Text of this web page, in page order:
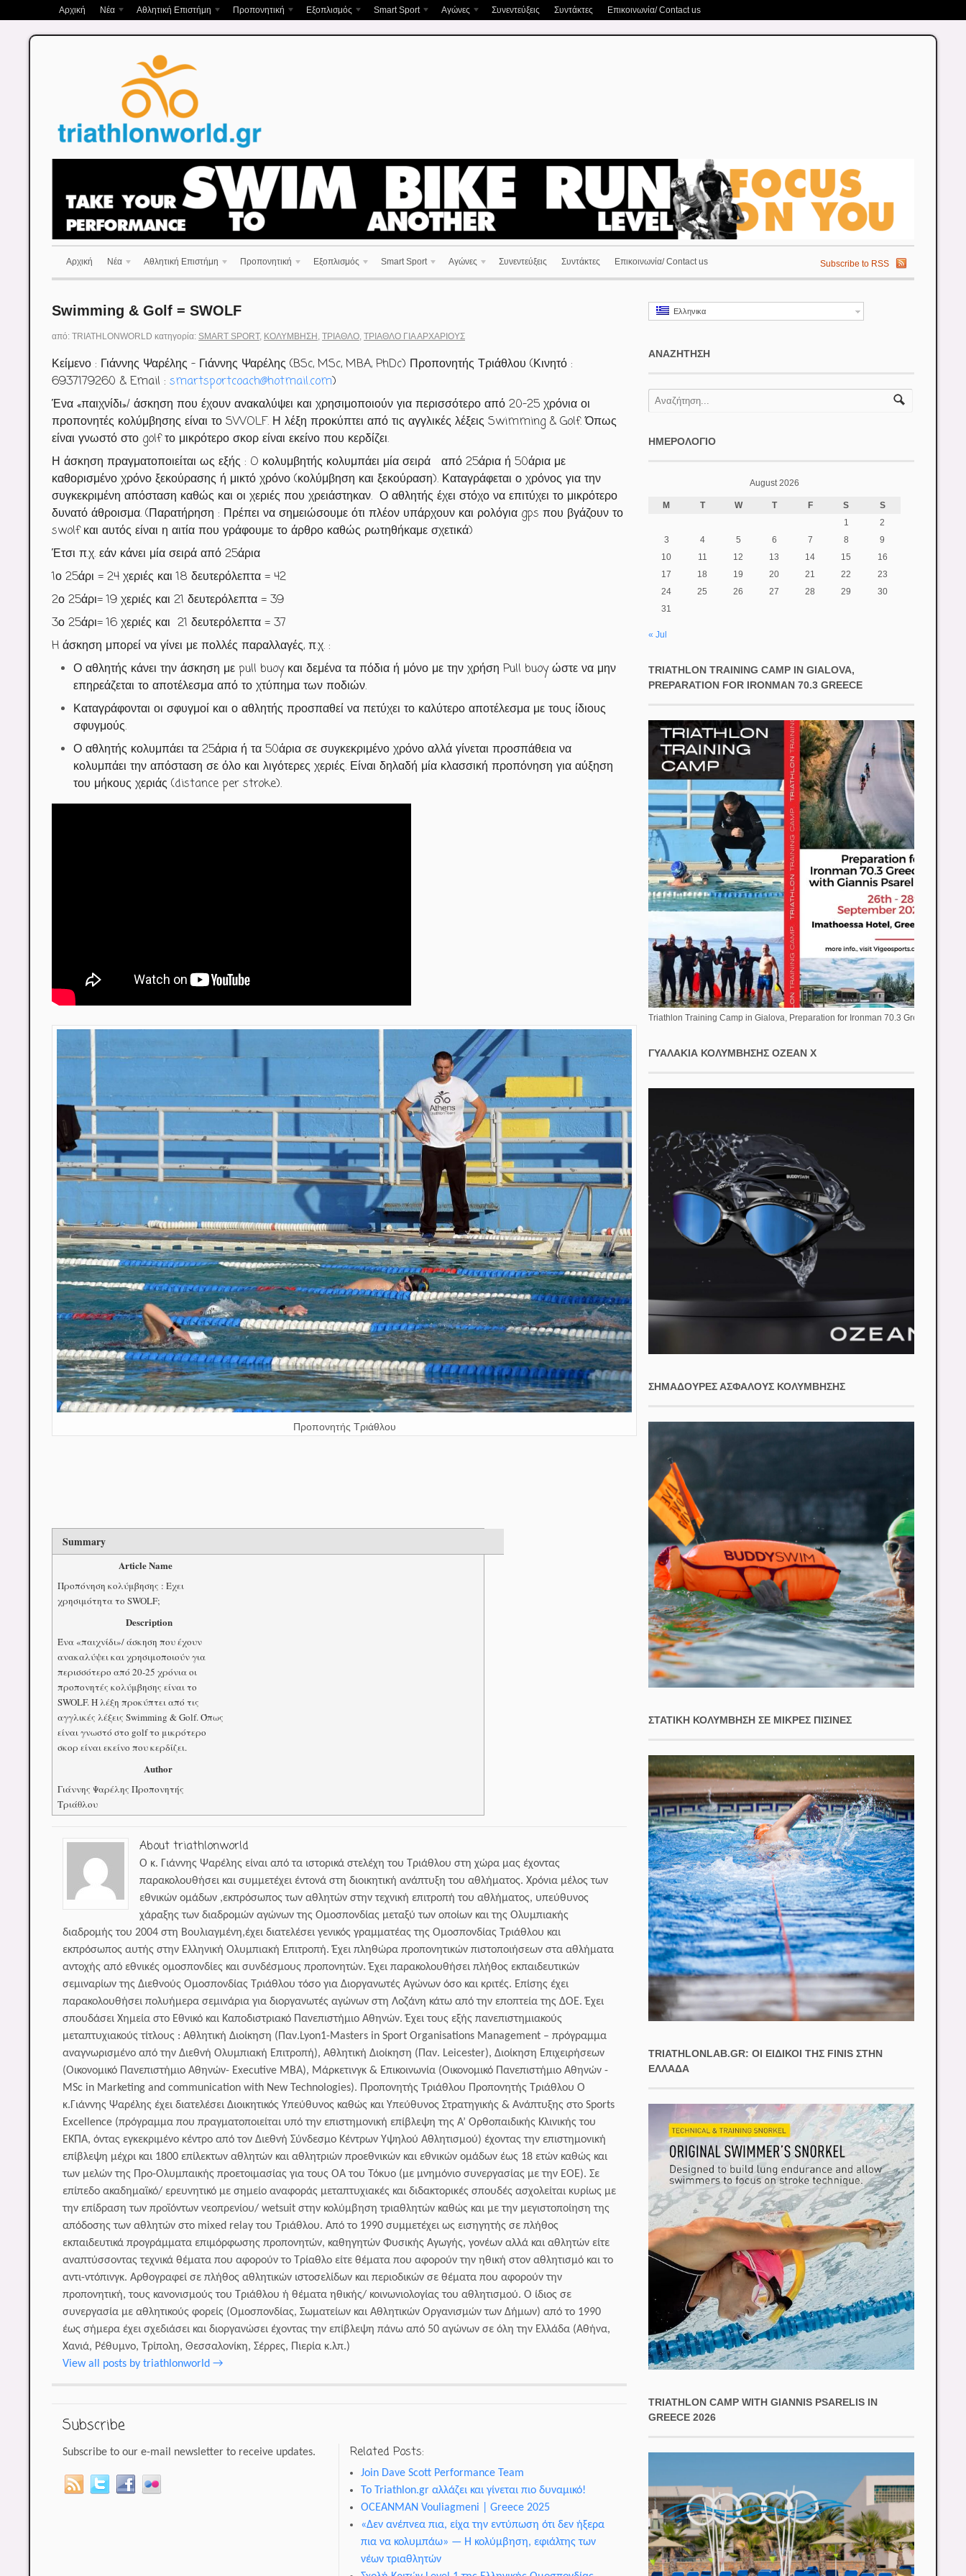
Αρχική Νέα Αθλητική Επιστήμη Προπονητική Εξοπλισμός Smart Sport Αγώνες Συνεντεύξεις Συντάκτες Επικοινωνία/ Contact us
Subscribe to RSS
Αρχική Νέα Αθλητική Επιστήμη Προπονητική Εξοπλισμός Smart Sport Αγώνες Συνεντεύξεις Συντάκτες Επικοινωνία/ Contact us
Swimming & Golf = SWOLF
από: TRIATHLONWORLD κατηγορία: SMART SPORT, ΚΟΛΎΜΒΗΣΗ , ΤΡΊΑΘΛΟ, ΤΡΊΑΘΛΟ ΓΙΑ ΑΡΧΑΡΊΟΥΣ
Κείμενο : Γιάννης Ψαρέλης – Γιάννης Ψαρέλης (BSc, MSc, MBA, PhDc) Προπονητής Τριάθλου (Κινητό :
6937179260 & Email : smartsportcoach@hotmail.com)
Ένα «παιχνίδι»/ άσκηση που έχουν ανακαλύψει και χρησιμοποιούν για περισσότερο από 20-25 χρόνια οι
προπονητές κολύμβησης είναι το SWOLF. Η λέξη προκύπτει από τις αγγλικές λέξεις Swimming & Golf. Όπως
είναι γνωστό στο golf το μικρότερο σκορ είναι εκείνο που κερδίζει.
Η άσκηση πραγματοποιείται ως εξής : O κολυμβητής κολυμπάει μία σειρά από 25άρια ή 50άρια με
καθορισμένο χρόνο ξεκούρασης ή μικτό χρόνο (κολύμβηση και ξεκούραση). Καταγράφεται ο χρόνος για την
συγκεκριμένη απόσταση καθώς και οι χεριές που χρειάστηκαν. Ο αθλητής έχει στόχο να επιτύχει το μικρότερο
δυνατό άθροισμα. (Παρατήρηση : Πρέπει να σημειώσουμε ότι πλέον υπάρχουν και ρολόγια gps που βγάζουν το
swolf και αυτός είναι η αιτία που γράφουμε το άρθρο καθώς ρωτηθήκαμε σχετικά)
Έτσι π.χ. εάν κάνει μία σειρά από 25άρια
1ο 25άρι = 24 χεριές και 18 δευτερόλεπτα = 42
2ο 25άρι= 19 χεριές και 21 δευτερόλεπτα = 39
3ο 25άρι= 16 χεριές και 21 δευτερόλεπτα = 37
H άσκηση μπορεί να γίνει με πολλές παραλλαγές, π.χ. :
Ο αθλητής κάνει την άσκηση με pull buoy και δεμένα τα πόδια ή μόνο με την χρήση Pull buoy ώστε να μην
επηρεάζεται το αποτέλεσμα από το χτύπημα των ποδιών.
Καταγράφονται οι σφυγμοί και ο αθλητής προσπαθεί να πετύχει το καλύτερο αποτέλεσμα με τους ίδιους
σφυγμούς.
Ο αθλητής κολυμπάει τα 25άρια ή τα 50άρια σε συγκεκριμένο χρόνο αλλά γίνεται προσπάθεια να
κολυμπάει την απόσταση σε όλο και λιγότερες χεριές. Είναι δηλαδή μία κλασσική προπόνηση για αύξηση
του μήκους χεριάς (distance per stroke).
Προπονητής Τριάθλου
Summary
Article Name
Προπόνηση κολύμβησης : Εχει
χρησιμότητα το SWOLF;
Description
Ένα «παιχνίδι»/ άσκηση που έχουν
ανακαλύψει και χρησιμοποιούν για
περισσότερο από 20-25 χρόνια οι
προπονητές κολύμβησης είναι το
SWOLF. Η λέξη προκύπτει από τις
αγγλικές λέξεις Swimming & Golf. Όπως
είναι γνωστό στο golf το μικρότερο
σκορ είναι εκείνο που κερδίζει.
Author
Γιάννης Ψαρέλης Προπονητής
Τριάθλου
About triathlonworld
Ο κ. Γιάννης Ψαρέλης είναι από τα ιστορικά στελέχη του Τριάθλου στη χώρα μας έχοντας
παρακολουθήσει και συμμετέχει έντονά στη διοικητική ανάπτυξη του αθλήματος. Χρόνια μέλος των
εθνικών ομάδων ,εκπρόσωπος των αθλητών στην τεχνική επιτροπή του αθλήματος, υπεύθυνος
χάραξης των διαδρομών αγώνων της Ομοσπονδίας μεταξύ των οποίων και της Ολυμπιακής
διαδρομής του 2004 στη Βουλιαγμένη,έχει διατελέσει γενικός γραμματέας της Ομοσπονδίας Τριάθλου και
εκπρόσωπος αυτής στην Ελληνική Ολυμπιακή Επιτροπή. Έχει πληθώρα προπονητικών πιστοποιήσεων στα αθλήματα
αντοχής από εθνικές ομοσπονδίες και συνδέσμους προπονητών. Έχει παρακολουθήσει πλήθος εκπαιδευτικών
σεμιναρίων της Διεθνούς Ομοσπονδίας Τριάθλου τόσο για Διοργανωτές Αγώνων όσο και κριτές. Επίσης έχει
παρακολουθήσει πολυήμερα σεμινάρια για διοργανωτές αγώνων στη Λοζάνη κάτω από την εποπτεία της ΔΟΕ. Έχει
σπουδάσει Χημεία στο Εθνικό και Καποδιστριακό Πανεπιστήμιο Αθηνών. Έχει τους εξής πανεπιστημιακούς
μεταπτυχιακούς τίτλους : Αθλητική Διοίκηση (Παν.Lyon1-Masters in Sport Organisations Management – πρόγραμμα
αναγνωρισμένο από την Διεθνή Ολυμπιακή Επιτροπή), Αθλητική Διοίκηση (Παν. Leicester), Διοίκηση Επιχειρήσεων
(Οικονομικό Πανεπιστήμιο Αθηνών- Executive MBA), Μάρκετινγκ & Επικοινωνία (Οικονομικό Πανεπιστήμιο Αθηνών -
MSc in Marketing and communication with New Technologies). Προπονητής Τριάθλου Προπονητής Τριάθλου Ο
κ.Γιάννης Ψαρέλης έχει διατελέσει Διοικητικός Υπεύθυνος καθώς και Υπεύθυνος Στρατηγικής & Ανάπτυξης στο Sports
Excellence (πρόγραμμα που πραγματοποιείται υπό την επιστημονική επίβλεψη της Α’ Ορθοπαιδικής Κλινικής του
ΕΚΠΑ, όντας εγκεκριμένο κέντρο από τον Διεθνή Σύνδεσμο Κέντρων Υψηλού Αθλητισμού) έχοντας την επιστημονική
επίβλεψη μέχρι και 1800 επίλεκτων αθλητών και αθλητριών προεθνικών και εθνικών ομάδων έως 18 ετών καθώς και
των μελών της Προ-Ολυμπαικής προετοιμασίας για τους ΟΑ του Τόκυο (με μνημόνιο συνεργασίας με την ΕΟΕ). Σε
επίπεδο ακαδημαϊκό/ ερευνητικό με σημείο αναφοράς μεταπτυχιακές και διδακτορικές σπουδές ασχολείται κυρίως με
την επίδραση των προϊόντων νεοπρενίου/ wetsuit στην κολύμβηση τριαθλητών καθώς και με την μεγιστοποίηση της
απόδοσης των αθλητών στο mixed relay του Τριάθλου. Από το 1990 συμμετέχει ως εισηγητής σε πλήθος
εκπαιδευτικά προγράμματα επιμόρφωσης προπονητών, καθηγητών Φυσικής Αγωγής, γονέων αλλά και αθλητών είτε
αναπτύσσοντας τεχνικά θέματα που αφορούν το Τρίαθλο είτε θέματα που αφορούν την ηθική στον αθλητισμό και το
αντι-ντόπινγκ. Αρθογραφεί σε πλήθος αθλητικών ιστοσελίδων και περιοδικών σε θέματα που αφορούν την
προπονητική, τους κανονισμούς του Τριάθλου ή θέματα ηθικής/ κοινωνιολογίας του αθλητισμού. Ο ίδιος σε
συνεργασία με αθλητικούς φορείς (Ομοσπονδίας, Σωματείων και Αθλητικών Οργανισμών των Δήμων) από το 1990
έως σήμερα έχει σχεδιάσει και διοργανώσει έχοντας την επίβλεψη πάνω από 50 αγώνων σε όλη την Ελλάδα (Αθήνα,
Χανιά, Ρέθυμνο, Τρίπολη, Θεσσαλονίκη, Σέρρες, Πιερία κ.λπ.)
View all posts by triathlonworld →
Subscribe
Subscribe to our e-mail newsletter to receive updates. Related Posts:
Join Dave Scott Performance Team
Το Triathlon.gr αλλάζει και γίνεται πιο δυναμικό!
OCEANMAN Vouliagmeni | Greece 2025
«Δεν ανέπνεα πια, είχα την εντύπωση ότι δεν ήξερα
πια να κολυμπάω» — Η κολύμβηση, εφιάλτης των
νέων τριαθλητών
Ελληνικα
ΑΝΑΖΉΤΗΣΗ
ΗΜΕΡΟΛΌΓΙΟ
August 2026
M T W T F S
S
1
2
3
4 5 6 7 8
9
10
11 12 13 14 15
16
17
18 19 20 21 22
23
24
25 26 27 28 29
30
31
« Jul
TRIATHLON TRAINING CAMP IN GIALOVA,
PREPARATION FOR IRONMAN 70.3 GREECE
Triathlon Training Camp in Gialova, Preparation for Ironman 70.3 Greece
ΓΥΑΛΆΚΙΑ ΚΟΛΎΜΒΗΣΗΣ OZEAN X
ΣΗΜΑΔΟΎΡΕΣ ΑΣΦΑΛΟΎΣ ΚΟΛΎΜΒΗΣΗΣ
ΣΤΑΤΙΚΉ ΚΟΛΎΜΒΗΣΗ ΣΕ ΜΙΚΡΈΣ ΠΙΣΊΝΕΣ
TRIATHLONLAB.GR: ΟΙ ΕΙΔΙΚΟΊ ΤΗΣ FINIS ΣΤΗΝ
ΕΛΛΆΔΑ
TRIATHLON CAMP WITH GIANNIS PSARELIS IN
GREECE 2026